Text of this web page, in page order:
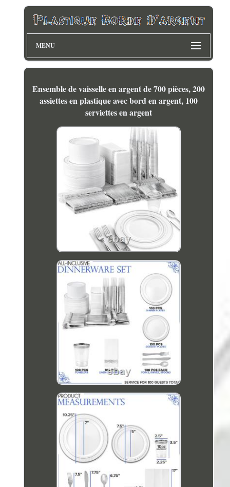
MENU
Ensemble de vaisselle en argent de 700 pièces, 200
assiettes en plastique avec bord en argent, 100
serviettes en argent